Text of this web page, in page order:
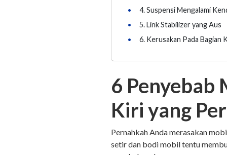
•
4. Suspensi Mengalami
•
5. Link Stabilizer yang Aus
•
6. Kerusakan Pada Bagian
6 Penyebab
Kiri yang
Pernahkah Anda merasakan
setir dan bodi mobil tentu